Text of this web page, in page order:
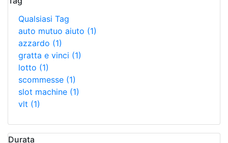
Qualsiasi Tag
auto mutuo aiuto (1)
azzardo (1)
gratta e vinci (1)
lotto (1)
scommesse (1)
slot machine (1)
vlt (1)
Durata